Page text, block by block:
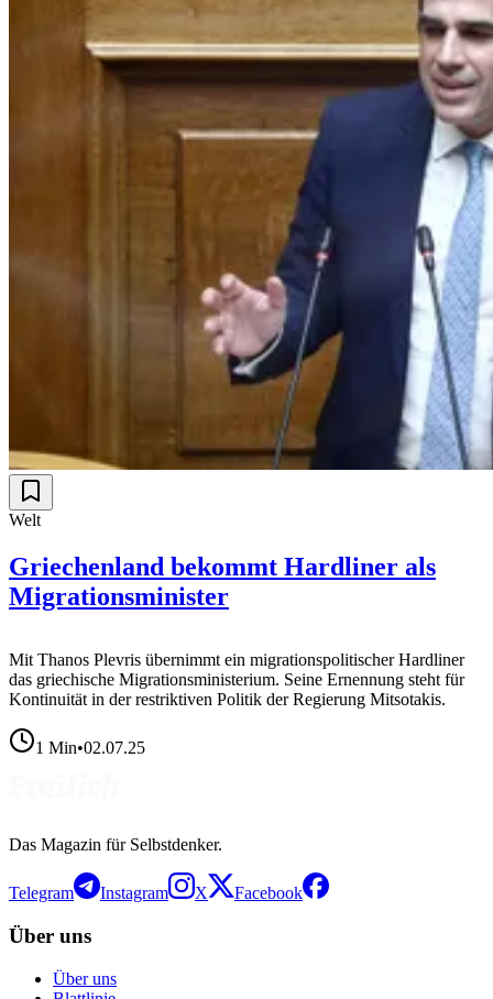
Welt
Griechenland bekommt Hardliner als
Migrationsminister
Mit Thanos Plevris übernimmt ein migrationspolitischer Hardliner
das griechische Migrationsministerium. Seine Ernennung steht für
Kontinuität in der restriktiven Politik der Regierung Mitsotakis.
1 Min•02.07.25
Das Magazin für Selbstdenker.
Telegram Instagram X Facebook
Über uns
Über uns